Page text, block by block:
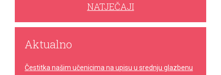
NATJEČAJI
Aktualno
Čestitka našim učenicima na upisu u srednju glazbenu